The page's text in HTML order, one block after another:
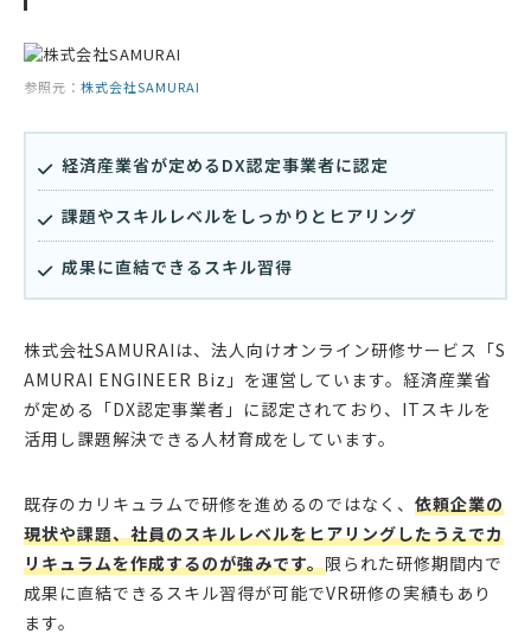
参照元： 株式会社SAMURAI
経済産業省が定めるDX認定事業者に認定
課題やスキルレベルをしっかりとヒアリング
成果に直結できるスキル習得
株式会社SAMURAIは、法人向けオンライン研修サービス「S
AMURAI ENGINEER Biz」を運営しています。経済産業省
が定める「DX認定事業者」に認定されており、ITスキルを
活用し課題解決できる人材育成をしています。
既存のカリキュラムで研修を進めるのではなく、 依頼企業の
現状や課題、社員のスキルレベルをヒアリングしたうえでカ
リキュラムを作成するのが強みです。限られた研修期間内で
成果に直結できるスキル習得が可能でVR研修の実績もあり
ます。